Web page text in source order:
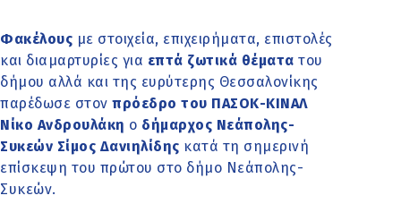
Φακέλους με στοιχεία, επιχειρήματα, επιστολές
και διαμαρτυρίες για επτά ζωτικά θέματα του
δήμου αλλά και της ευρύτερης Θεσσαλονίκης
παρέδωσε στον πρόεδρο του ΠΑΣΟΚ-ΚΙΝΑΛ
Νίκο Ανδρουλάκη ο δήμαρχος Νεάπολης-
Συκεών Σίμος Δανιηλίδης κατά τη σημερινή
επίσκεψη του πρώτου στο δήμο Νεάπολης-
Συκεών.